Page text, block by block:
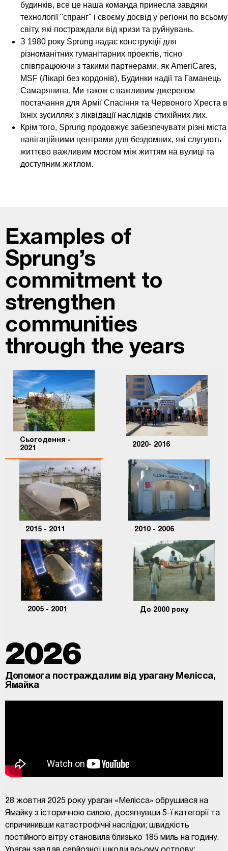
будинкiв, все це наша команда принесла завдяки
технології "спранг" і своєму досвід у регіони по всьому
світу, які постраждали від кризи та руйнувань.
З 1980 року Sprung надає конструкції для
різноманітних гуманітарних проектів, тісно
співпрацюючи з такими партнерами, як AmeriCares,
MSF (Лікарі без кордонів), Будинки надії та Гаманець
Самарянина. Ми також є важливим джерелом
постачання для Армії Спасіння та Червоного Хреста в
їхніх зусиллях з ліквідації наслідків стихійних лих.
Крім того, Sprung продовжує забезпечувати різні міста
навігаційними центрами для бездомних, які слугують
життєво важливим мостом між життям на вулиці та
доступним житлом.
Examples of
Sprung’s
commitment to
strengthen
communities
through the years
Сьогодення -
2021
2020- 2016
2015 - 2011 2010 - 2006
2005 - 2001 До 2000 року
2026
Допомога постраждалим від урагану Мелісса,
Ямайка
28 жовтня 2025 року ураган «Мелісса» обрушився на
Ямайку з історичною силою, досягнувши 5-ї категорії та
спричинивши катастрофічні наслідки; швидкість
постійного вітру становила близько 185 миль на годину.